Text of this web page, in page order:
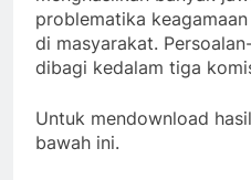
problematika
di masyarakat.
dibagi kedalam tiga
Untuk mendownload
bawah ini.